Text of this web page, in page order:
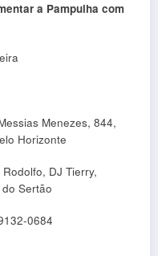
a Pampulha com
Menezes, 844,
Horizonte
DJ Tierry,
Sertão
0684